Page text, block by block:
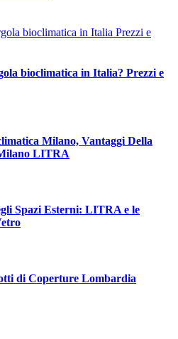
bioclimatica in Italia? Prezzi e
Milano, Vantaggi Della
LITRA
Spazi Esterni: LITRA e le
di Coperture Lombardia